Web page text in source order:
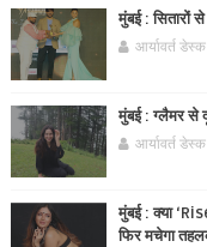
मुंबई : सितारों
आर्यावर्त डेस्क
मुंबई : ग्लैमर से
आर्यावर्त डेस्क
मुंबई : क्या
फिर मचेगा